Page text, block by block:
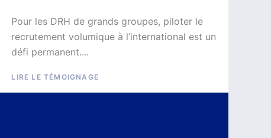
Pour les DRH de grands groupes, piloter le
recrutement volumique à l’international est un
défi permanent....
LIRE LE TÉMOIGNAGE